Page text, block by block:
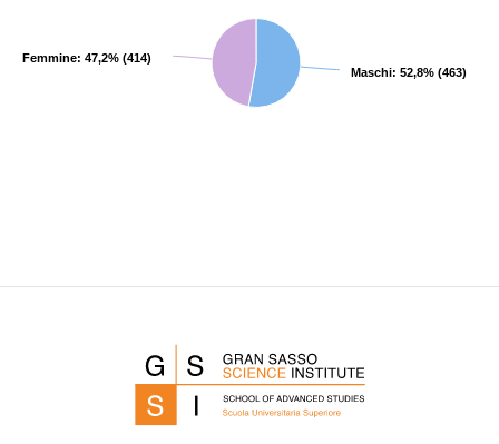
Maschi: 52,8% (463)
Maschi: 52,8% (463)
Femmine: 47,2% (414)
Femmine: 47,2% (414)